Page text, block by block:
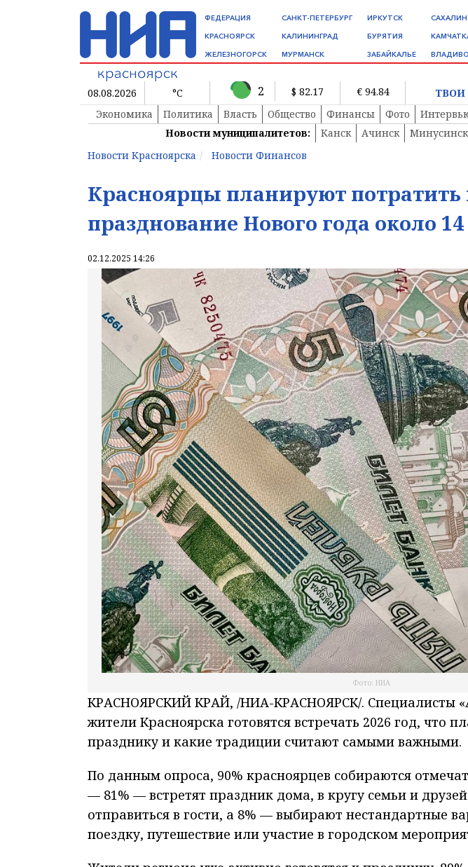
ФЕДЕРАЦИЯ
КРАСНОЯРСК
ЖЕЛЕЗНОГОРСК
САНКТ-ПЕТЕРБУРГ
КАЛИНИНГРАД
МУРМАНСК
ИРКУТСК
БУРЯТИЯ
ЗАБАЙКАЛЬЕ
САХАЛИН
08.08.2026 °C 2 $ 82.17 € 94.84
ТВОИ
Экономика
Политика Власть Общество Финансы Фото
Новости муниципалитетов:
Канск Ачинск Минусинск
Новости Красноярска
Новости Финансов
Красноярцы планируют потратить
празднование Нового года около
02.12.2025 14:26
Фото: НИА
КРАСНОЯРСКИЙ КРАЙ, /НИА-КРАСНОЯРСК/. Специалисты
жители Красноярска готовятся встречать 2026 год, что
празднику и какие традиции считают самыми важными.
По данным опроса, 90% красноярцев собираются
— 81% — встретят праздник дома, в кругу семьи и
отправиться в гости, а 8% — выбирают нестандартные
поездку, путешествие или участие в городском